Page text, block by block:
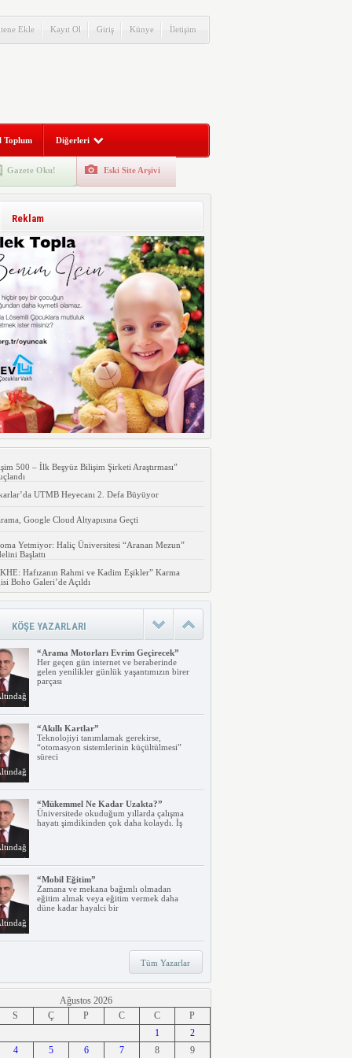
Ekle Kayıt Ol Giriş Künye İletişim
Toplum Diğerleri
Gazete Oku! Eski Site Arşivi
Reklam
500 – İlk Beşyüz Bilişim Şirketi Araştırması”
UTMB Heyecanı 2. Defa Büyüyor
Google Cloud Altyapısına Geçti
Yetmiyor: Haliç Üniversitesi “Aranan Mezun”
Başlattı
Hafızanın Rahmi ve Kadim Eşikler” Karma
Boho Galeri’de Açıldı
KÖŞE YAZARLARI
“Arama Motorları Evrim Geçirecek”
Her geçen gün internet ve beraberinde
gelen yenilikler günlük yaşantımızın birer
parçası
“Akıllı Kartlar”
Teknolojiyi tanımlamak gerekirse,
“otomasyon sistemlerinin küçültülmesi”
süreci
“Mükemmel Ne Kadar Uzakta?”
Üniversitede okuduğum yıllarda çalışma
hayatı şimdikinden çok daha kolaydı. İş
“Mobil Eğitim”
Zamana ve mekana bağımlı olmadan
eğitim almak veya eğitim vermek daha
düne kadar hayalci bir
“Teknoloji, Hızlı Tren ve İrem…”
Belki dikkatinizi çekmiştir. Türkiye’nin ilk
hızlı treni Ankara – Eskişehir
“Ne Duruyorsunuz, Dijitalleşsenize!”
Arabanız kendi kendine park ederken, siz
apartmanınıza giriyor ve evinizin kapısını
Tüm Yazarlar
Ağustos 2026
S Ç P C C
P
1
2
4 5 6 7 8
9